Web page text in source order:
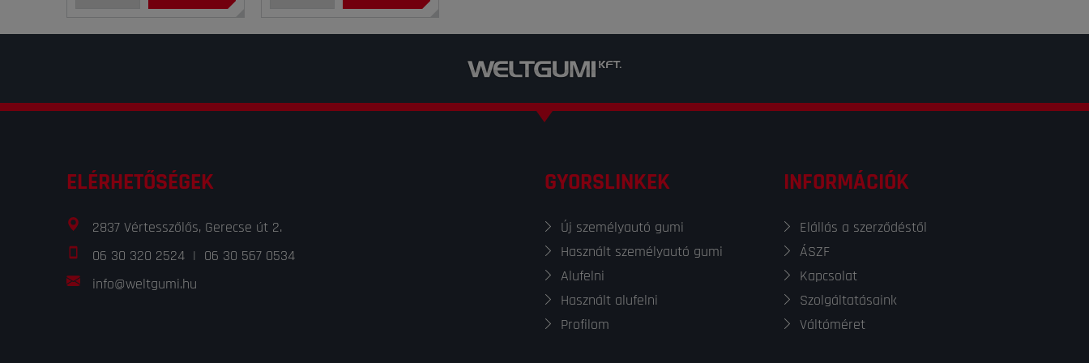
ELÉRHETŐSÉGEK
2837 Vértesszőlős, Gerecse út 2.
06 30 320 2524 | 06 30 567 0534
info@weltgumi.hu
GYORSLINKEK
Új személyautó gumi
Használt személyautó gumi
Alufelni
Használt alufelni
Profilom
INFORMÁCIÓK
Elállás a szerződéstől
ÁSZF
Kapcsolat
Szolgáltatásaink
Váltóméret